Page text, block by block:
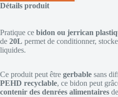
Détails produit
Pratique ce bidon ou jerrican
de 20L permet de conditionner,
liquides.
Ce produit peut être gerbable sans
PEHD recyclable, ce bidon peut
contenir des denrées alimentaires